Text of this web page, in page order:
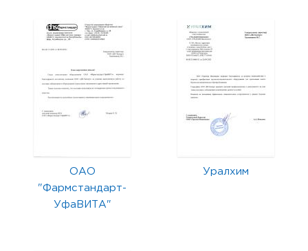
ОАО
"Фармстандарт-
УфаВИТА"
Уралхим